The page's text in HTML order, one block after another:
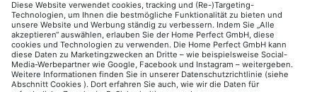
Zahlungsarten
FacebookInstagramYouTubeLinkedIn